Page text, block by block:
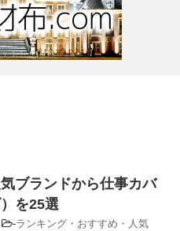
ブランドから仕事カバ
を25選
-ランキング・おすすめ・人気